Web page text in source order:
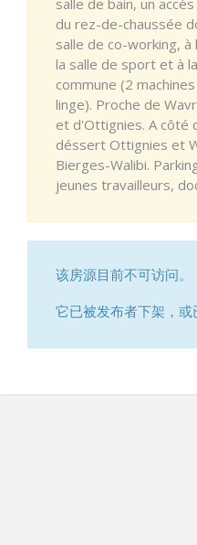
du rez-de-chaussée
salle de co-working,
la salle de sport et à
commune (2
linge). Proche de
et d'Ottignies. A côté
déssert Ottignies et
Bierges-Walibi.
jeunes travailleurs,
该房源目前不可访问。
它已被发布者下架，或